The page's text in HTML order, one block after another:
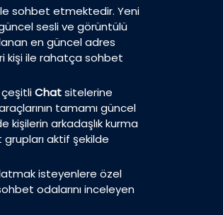
ile sohbet etmektedir. Yeni
sesli ve görüntülü
en güncel adres
kişi ile rahatça sohbet
çeşitliChatsitelerine
tamamı güncel
kişilerin arkadaşlık kurma
aktif şekilde
isteyenlere özel
odalarını inceleyen